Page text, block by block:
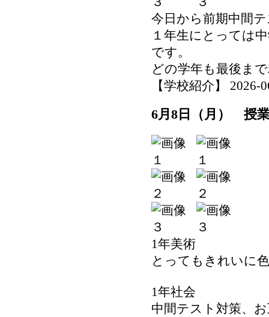
今日から前期中間
１年生にとっては
です。
どの学年も最後ま
【学校紹介】 2026-
6月8日（月） 授
1年美術
とってもきれいに
1年社会
中間テスト対策、